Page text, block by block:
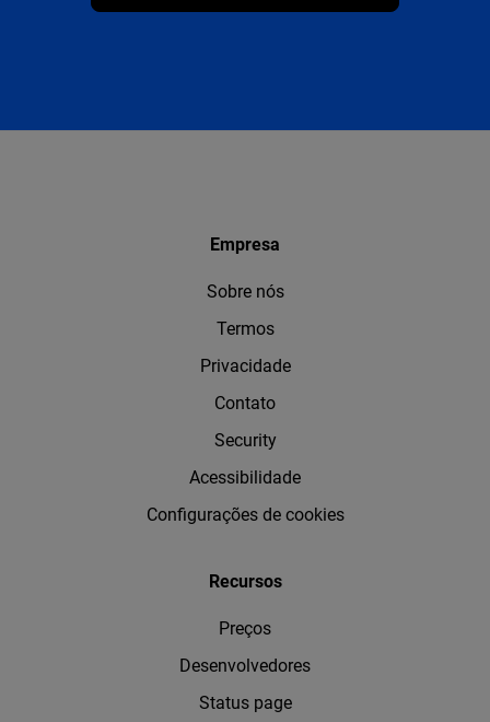
Empresa
Sobre nós
Termos
Privacidade
Contato
Security
Acessibilidade
Configurações de cookies
Recursos
Preços
Desenvolvedores
Status page